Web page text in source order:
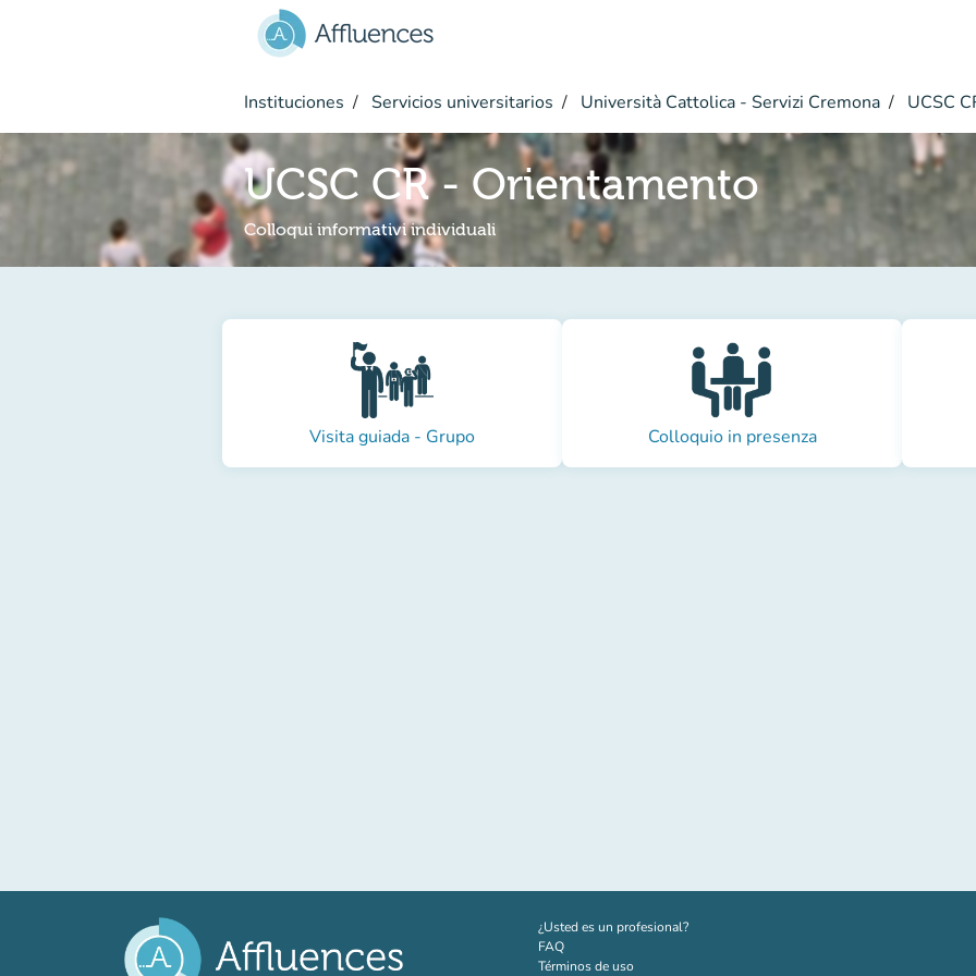
Instituciones Servicios universitarios Università Cattolica - Servizi Cremona UCSC
UCSC CR - Orientamento
Colloqui informativi individuali
Visita guiada - Grupo Colloquio in presenza
¿Usted es un profesional?(nueva pestaña)
FAQ
Términos de uso